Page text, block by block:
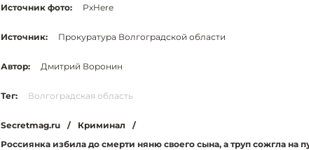
Источник фото: PxHere
Источник: Прокуратура Волгоградской области
Автор: Дмитрий Воронин
Тег: Волгоградская область
Secretmag.ru / Криминал
/
Россиянка избила до смерти няню своего сына, а труп сожгла на